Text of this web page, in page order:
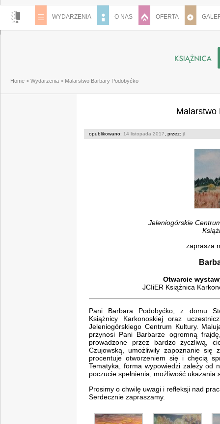
WYDARZENIA O NAS OFERTA
Home > Wydarzenia > Malarstwo Barbary Podobyćko
Malarstwo
opublikowano: 14 listopada 2017 , przez: jl
Jeleniogórskie
zaprasza
Otwarcie
JCIiER Książnica
Pani Barbara Podobyćko, z domu
Książnicy Karkonoskiej oraz
Jeleniogórskiego Centrum Kultury.
przynosi Pani Barbarze ogromną
prowadzone przez bardzo życzliwą,
Czujowską, umożliwiły zapoznanie
procentuje otworzeniem się i chęcią
Tematyka, forma wypowiedzi zależy od
poczucie spełnienia, możliwość ukazania
Prosimy o chwilę uwagi i refleksji nad
Serdecznie zapraszamy.